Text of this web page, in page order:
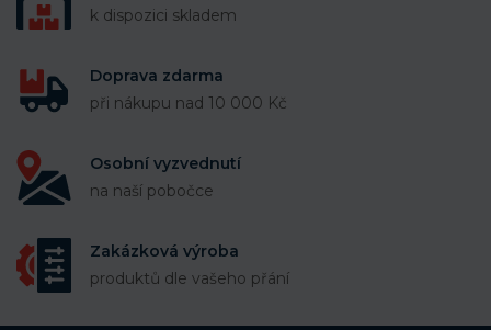
k dispozici skladem
Doprava zdarma
při nákupu nad 10 000 Kč
Osobní vyzvednutí
na naší pobočce
Zakázková výroba
produktů dle vašeho přání